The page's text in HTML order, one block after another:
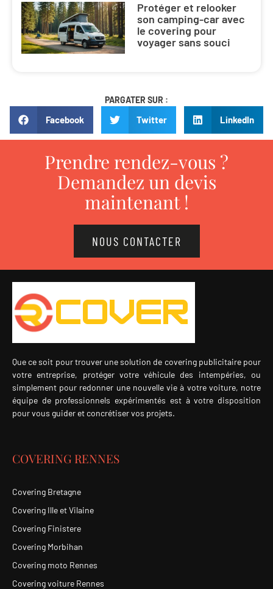
Protéger et relooker
son camping-car avec
le covering pour
voyager sans souci
PARGATER SUR :
Facebook Twitter LinkedIn
Prendre rendez-vous ?
Demandez un devis
maintenant !
NOUS CONTACTER
Que ce soit pour trouver une solution de covering publicitaire pour
votre entreprise, protéger votre véhicule des intempéries, ou
simplement pour redonner une nouvelle vie à votre voiture, notre
équipe de professionnels expérimentés est à votre disposition
pour vous guider et concrétiser vos projets.
COVERING RENNES
Covering Bretagne
Covering Ille et Vilaine
Covering Finistere
Covering Morbihan
Covering moto Rennes
Covering voiture Rennes